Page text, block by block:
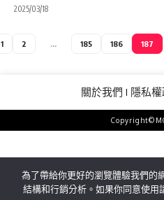
2025/03/18
1 2 ... 185 186 187
關於我們 隱私
為了帶給你更好的瀏覽體驗我們的
結構和行銷分析。如果你同意使用